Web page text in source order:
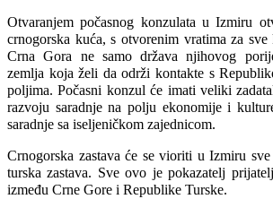
Otvaranjem počasnog konzulata u Izmiru
crnogorska kuća, s otvorenim vratima za
Crna Gora ne samo država njihovog
zemlja koja želi da održi kontakte s
poljima. Počasni konzul će imati veliki
razvoju saradnje na polju ekonomije i
saradnje sa iseljeničkom zajednicom.
Crnogorska zastava će se vioriti u Izmiru
turska zastava. Sve ovo je pokazatelj
između Crne Gore i Republike Turske.